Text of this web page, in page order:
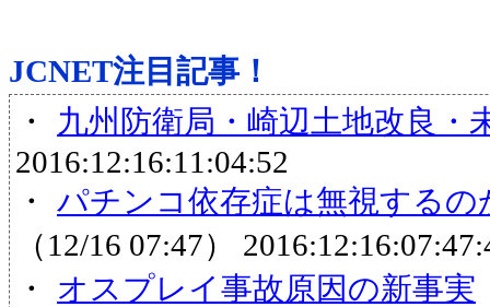
JCNET注目記事！
・
九州防衛局・崎辺土地改良・
2016:12:16:11:04:52
・ パチンコ依存症は無視する
（12/16 07:47）
・
オスプレイ事故原因の新事実